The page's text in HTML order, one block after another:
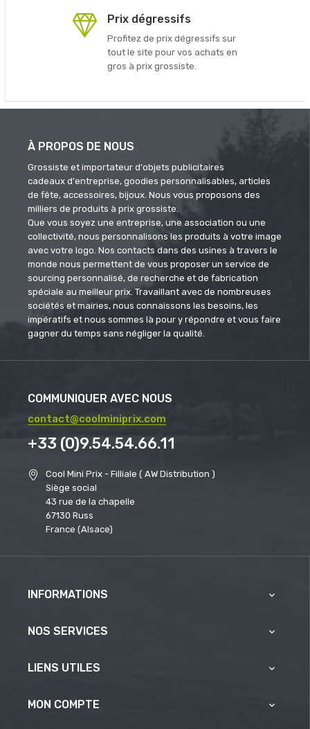
Prix dégressifs
Profitez de prix dégressifs sur
tout le site pour vos achats en
gros à prix grossiste.
À PROPOS DE NOUS
Grossiste et importateur d'objets publicitaires
cadeaux d'entreprise, goodies personnalisables, articles
de fête, accessoires, bijoux. Nous vous proposons des
milliers de produits à prix grossiste.
Que vous soyez une entreprise, une association ou une
collectivité, nous personnalisons les produits à votre image
avec votre logo. Nos contacts dans des usines à travers le
monde nous permettent de vous proposer un service de
sourcing personnalisé, de recherche et de fabrication
spéciale au meilleur prix. Travaillant avec de nombreuses
sociétés et mairies, nous connaissons les besoins, les
impératifs et nous sommes là pour y répondre et vous faire
gagner du temps sans négliger la qualité.
COMMUNIQUER AVEC NOUS
contact@coolminiprix.com
+33 (0)9.54.54.66.11
Cool Mini Prix - Filliale ( AW Distribution )
Siège social
43 rue de la chapelle
67130 Russ
France (Alsace)
INFORMATIONS 
NOS SERVICES 
LIENS UTILES 
MON COMPTE 